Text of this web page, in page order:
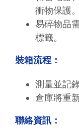
衝物保護。
易碎物品
標籤。
裝箱流程：
測量並記
倉庫將重
聯絡資訊：